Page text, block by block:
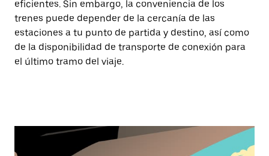
eficientes. Sin embargo, la conveniencia de los
trenes puede depender de la cercanía de las
estaciones a tu punto de partida y destino, así como
de la disponibilidad de transporte de conexión para
el último tramo del viaje.